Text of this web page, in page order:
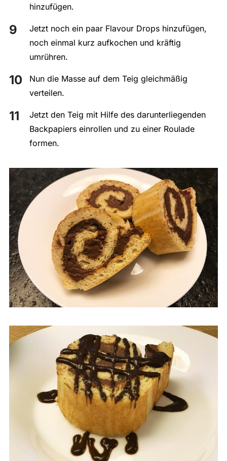
hinzufügen.
Jetzt noch ein paar Flavour Drops hinzufügen,
noch einmal kurz aufkochen und kräftig
umrühren.
Nun die Masse auf dem Teig gleichmäßig
verteilen.
Jetzt den Teig mit Hilfe des darunterliegenden
Backpapiers einrollen und zu einer Roulade
formen.